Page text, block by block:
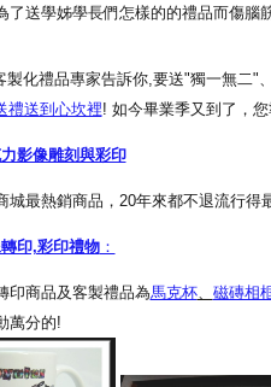
了送學姊學長們怎樣的的禮品而傷腦
化禮品專家告訴你,要送"獨一無二"
禮送到心坎裡! 如今畢業季又到了，
影像雕刻與彩印
城最熱銷商品，20年來都不退流行
印,彩印禮物：
印商品及客製禮品為馬克杯、 磁磚相
萬分的!